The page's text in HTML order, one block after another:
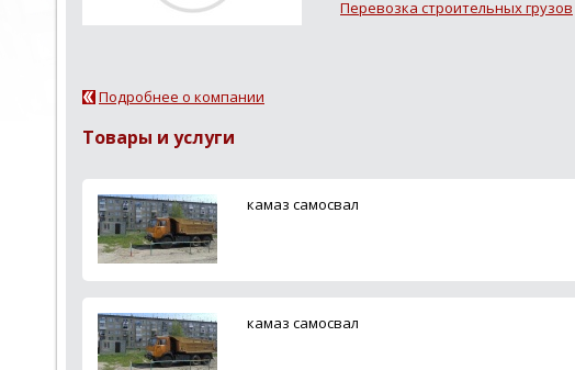
Перевозка строительных грузов
Подробнее о компании
Товары и услуги
камаз самосвал
камаз самосвал